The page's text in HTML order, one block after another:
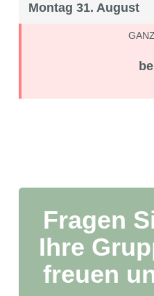
Montag 31. August
Fragen
Ihre
freuen